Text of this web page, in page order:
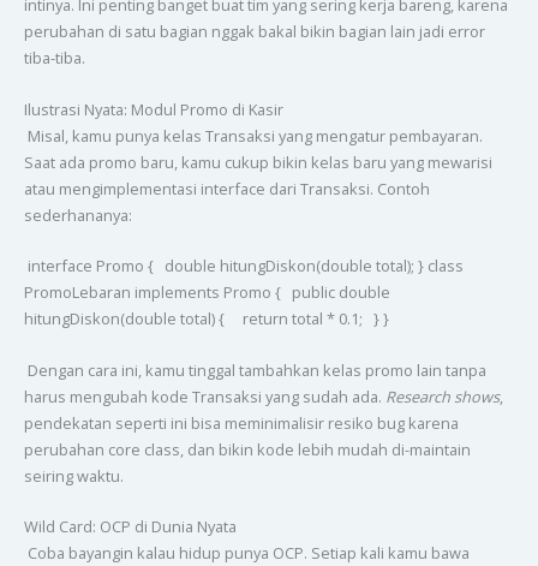
intinya. Ini penting banget buat tim yang sering kerja bareng, karena
perubahan di satu bagian nggak bakal bikin bagian lain jadi error
tiba-tiba.
Ilustrasi Nyata: Modul Promo di Kasir
Misal, kamu punya kelas Transaksi yang mengatur pembayaran.
Saat ada promo baru, kamu cukup bikin kelas baru yang mewarisi
atau mengimplementasi interface dari Transaksi. Contoh
sederhananya:
interface Promo { double hitungDiskon(double total); } class
PromoLebaran implements Promo { public double
hitungDiskon(double total) { return total * 0.1; } }
Dengan cara ini, kamu tinggal tambahkan kelas promo lain tanpa
harus mengubah kode Transaksi yang sudah ada. Research shows,
pendekatan seperti ini bisa meminimalisir resiko bug karena
perubahan core class, dan bikin kode lebih mudah di-maintain
seiring waktu.
Wild Card: OCP di Dunia Nyata
Coba bayangin kalau hidup punya OCP. Setiap kali kamu bawa